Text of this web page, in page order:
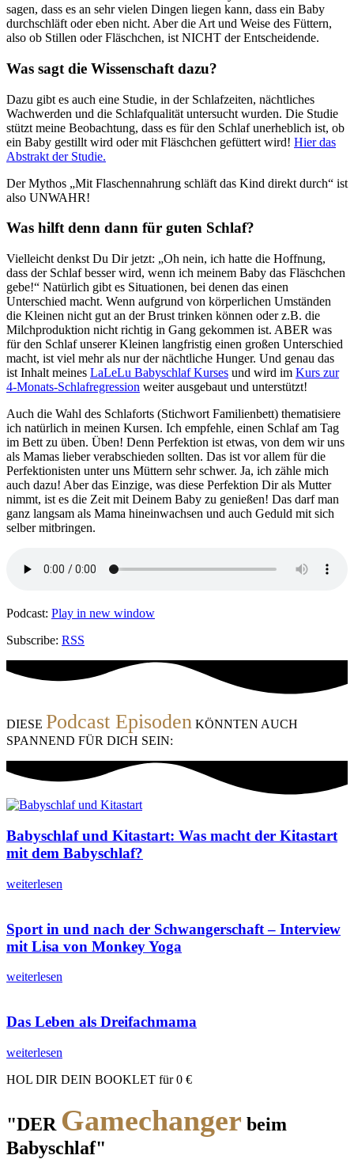
sagen, dass es an sehr vielen Dingen liegen kann, dass ein Baby
durchschläft oder eben nicht. Aber die Art und Weise des Füttern,
also ob Stillen oder Fläschchen, ist NICHT der Entscheidende.
Was sagt die Wissenschaft dazu?
Dazu gibt es auch eine Studie, in der Schlafzeiten, nächtliches
Wachwerden und die Schlafqualität untersucht wurden. Die Studie
stützt meine Beobachtung, dass es für den Schlaf unerheblich ist, ob
ein Baby gestillt wird oder mit Fläschchen gefüttert wird! Hier das
Abstrakt der Studie.
Der Mythos „Mit Flaschennahrung schläft das Kind direkt durch“ ist
also UNWAHR!
Was hilft denn dann für guten Schlaf?
Vielleicht denkst Du Dir jetzt: „Oh nein, ich hatte die Hoffnung,
dass der Schlaf besser wird, wenn ich meinem Baby das Fläschchen
gebe!“ Natürlich gibt es Situationen, bei denen das einen
Unterschied macht. Wenn aufgrund von körperlichen Umständen
die Kleinen nicht gut an der Brust trinken können oder z.B. die
Milchproduktion nicht richtig in Gang gekommen ist. ABER was
für den Schlaf unserer Kleinen langfristig einen großen Unterschied
macht, ist viel mehr als nur der nächtliche Hunger. Und genau das
ist Inhalt meines LaLeLu Babyschlaf Kurses und wird im Kurs zur
4-Monats-Schlafregression weiter ausgebaut und unterstützt!
Auch die Wahl des Schlaforts (Stichwort Familienbett) thematisiere
ich natürlich in meinen Kursen. Ich empfehle, einen Schlaf am Tag
im Bett zu üben. Üben! Denn Perfektion ist etwas, von dem wir uns
als Mamas lieber verabschieden sollten. Das ist vor allem für die
Perfektionisten unter uns Müttern sehr schwer. Ja, ich zähle mich
auch dazu! Aber das Einzige, was diese Perfektion Dir als Mutter
nimmt, ist es die Zeit mit Deinem Baby zu genießen! Das darf man
ganz langsam als Mama hineinwachsen und auch Geduld mit sich
selber mitbringen.
Podcast: Play in new window
Subscribe: RSS
DIESE Podcast Episoden KÖNNTEN AUCH
SPANNEND FÜR DICH SEIN:
Babyschlaf und Kitastart: Was macht der Kitastart
mit dem Babyschlaf?
weiterlesen
Sport in und nach der Schwangerschaft – Interview
mit Lisa von Monkey Yoga
weiterlesen
Das Leben als Dreifachmama
weiterlesen
HOL DIR DEIN BOOKLET für 0 €
"DER Gamechanger beim
Babyschlaf"